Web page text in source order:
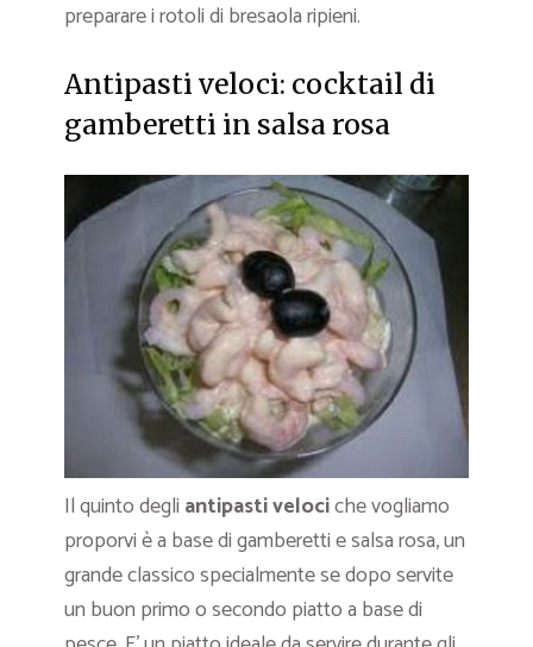
preparare i rotoli di bresaola ripieni.
Antipasti veloci: cocktail di
gamberetti in salsa rosa
Il quinto degli antipasti velociche vogliamo
proporvi è a base di gamberetti e salsa rosa, un
grande classico specialmente se dopo servite
un buon primo o secondo piatto a base di